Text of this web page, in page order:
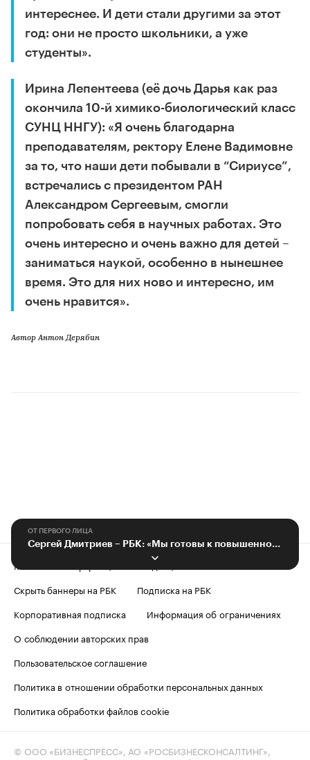
интереснее. И дети стали другими за этот
год: они не просто школьники, а уже
студенты».
Ирина Лепентеева (её дочь Дарья как раз
окончила 10-й химико-биологический класс
СУНЦ ННГУ): «Я очень благодарна
преподавателям, ректору Елене Вадимовне
за то, что наши дети побывали в “Сириусе”,
встречались с президентом РАН
Александром Сергеевым, смогли
попробовать себя в научных работах. Это
очень интересно и очень важно для детей –
заниматься наукой, особенно в нынешнее
время. Это для них ново и интересно, им
очень нравится».
Автор Антон Дерябин
ОТ ПЕРВОГО ЛИЦА
Контактная информация
Редакция
Скрыть баннеры на РБК
Подписка на РБК
Корпоративная подписка
Информация об ограничениях
О соблюдении авторских прав
Пользовательское соглашение
Политика в отношении обработки персональных данных
Политика обработки файлов cookie
© ООО «БИЗНЕСПРЕСС», АО «РОСБИЗНЕСКОНСАЛТИНГ»,